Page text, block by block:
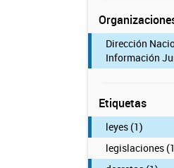
Dirección
Información
Etiquetas
leyes (1)
legislaciones